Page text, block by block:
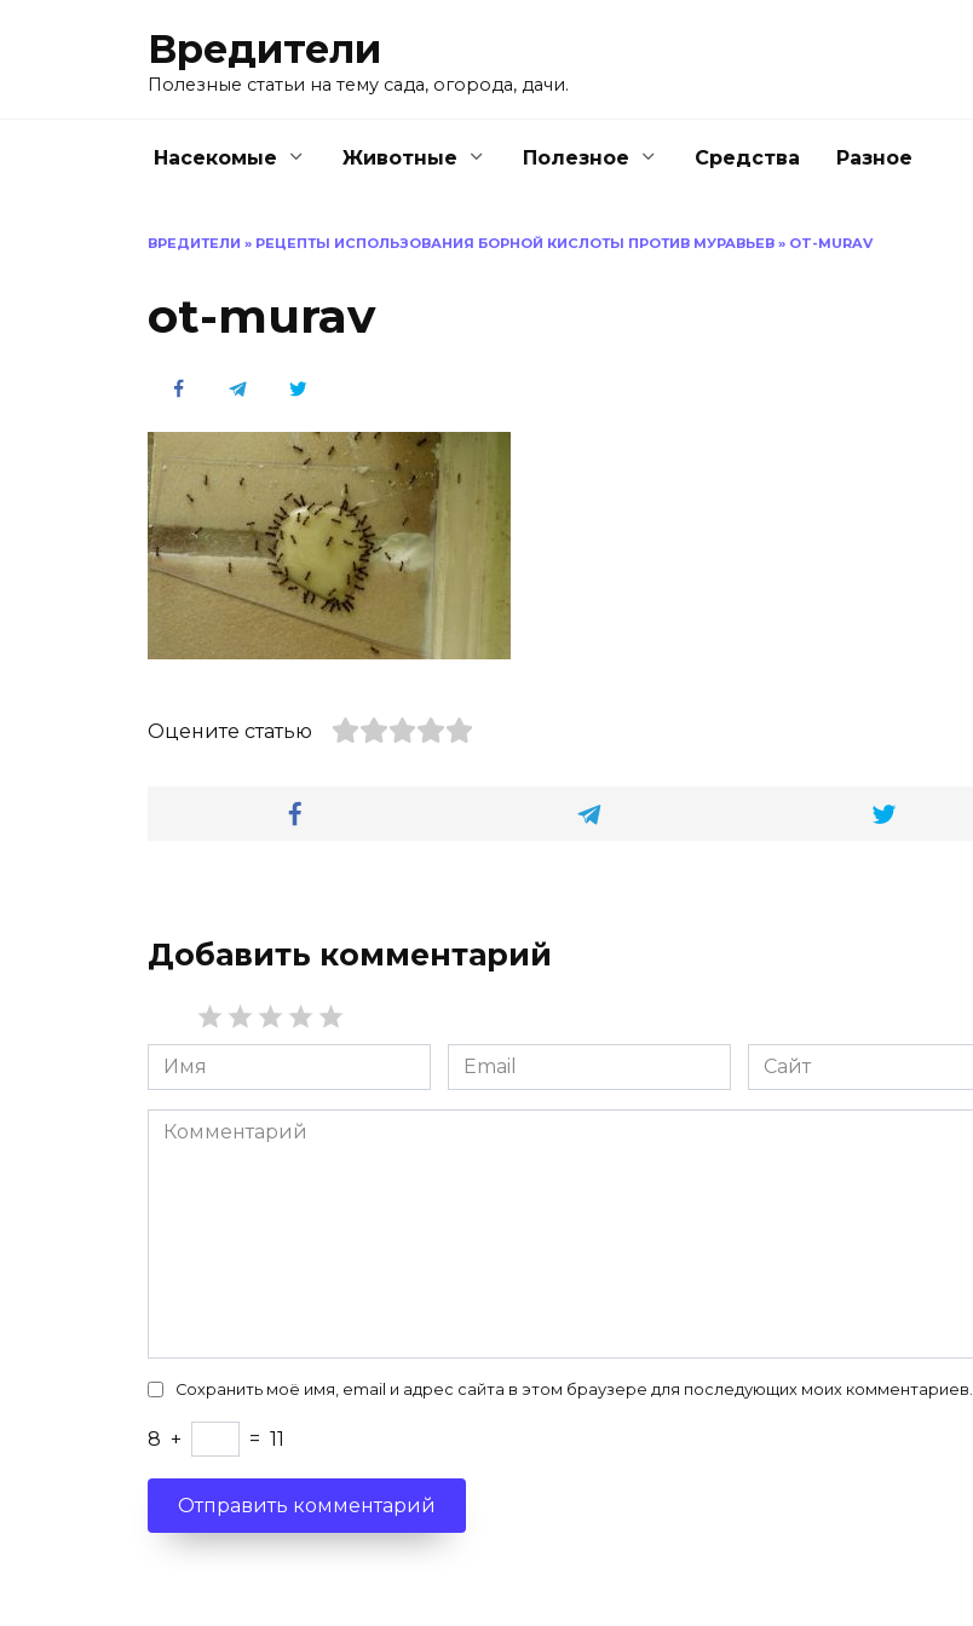
Вредители
Полезные статьи на тему сада, огорода, дачи.
Насекомые Животные Полезное Средства Разное
ВРЕДИТЕЛИ » РЕЦЕПТЫ ИСПОЛЬЗОВАНИЯ БОРНОЙ КИСЛОТЫ ПРОТИВ МУРАВЬЕВ » OT-MURAV
ot-murav
Оцените статью
Добавить комментарий
Имя
*
Email
*
Сайт
Комментарий
Сохранить моё имя, email и адрес сайта в этом браузере для последующих моих комментариев.
8 + = 11